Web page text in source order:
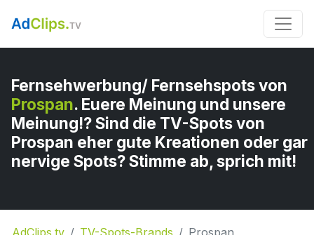
Fernsehwerbung/ Fernsehspots von
Prospan. Euere Meinung und unsere
Meinung!? Sind die TV-Spots von
Prospan eher gute Kreationen oder gar
nervige Spots? Stimme ab, sprich mit!
AdClips.tv TV-Spots-Brands Prospan